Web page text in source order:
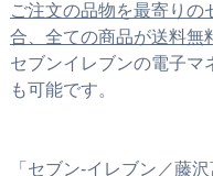
ご注文の品物を最寄りの
合、全ての商品が送料無
セブンイレブンの電子マ
も可能です。
「セブン‐イレブン／藤